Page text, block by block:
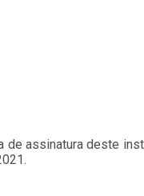
assinatura deste